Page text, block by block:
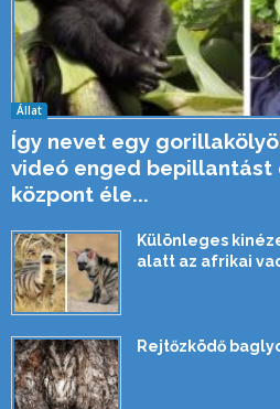
Állat
Így nevet egy
videó enged
központ éle...
Különleges
alatt az afrikai
Rejtőzködő